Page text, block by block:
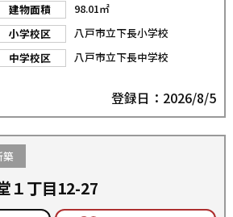
建物面積
98.01㎡
小学校区
八戸市立下長小学校
中学校区
八戸市立下長中学校
登録日：2026/8/5
築
１丁目12-27